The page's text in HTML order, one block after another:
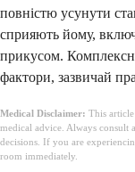
повністю усунути
сприяють йому,
прикусом.
фактори, зазвичай
Medical Disclaimer: This
medical advice. Always consult
decisions. If you are
room immediately.